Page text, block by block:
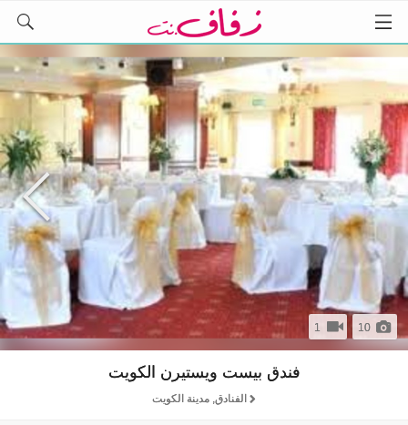
10
1
فندق بيست ويستيرن الكويت
الفنادق, مدينة الكويت